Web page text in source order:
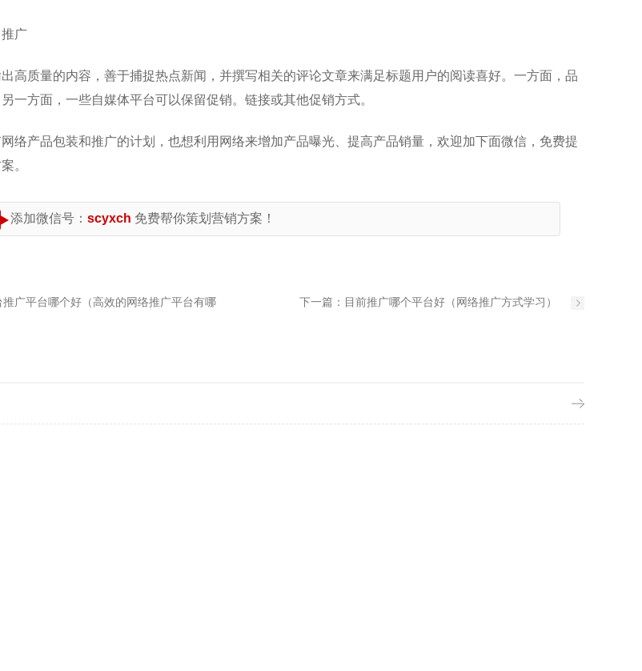
广
高质量的内容，善于捕捉热点新闻，并撰写相关的评论文章来满足标题用户的阅读喜好。一方面，品
一方面，一些自媒体平台可以保留促销。链接或其他促销方式。
络产品包装和推广的计划，也想利用网络来增加产品曝光、提高产品销量，欢迎加下面微信，免费提
。
添加微信号： scyxch 免费帮你策划营销方案！
推广平台哪个好（高效的网络推广平台有哪
下一篇： 目前推广哪个平台好（网络推广方式学习）